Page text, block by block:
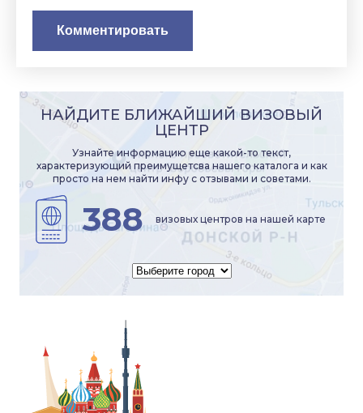
НАЙДИТЕ БЛИЖАЙШИЙ ВИЗОВЫЙ
ЦЕНТР
Узнайте информацию еще какой-то текст,
характеризующий преимущетсва нашего каталога и как
просто на нем найти инфу с отзывами и советами.
388 визовых центров на нашей карте